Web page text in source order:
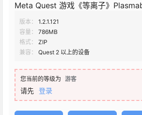
Meta Quest 游戏《等离子》
版本：
1.2.1.121
容量：
786MB
格式：
ZIP
兼容：
Quest 2 以上的设备
您当前的等级为 游客
请先 登录